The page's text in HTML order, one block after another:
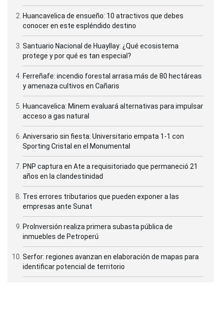
Huancavelica de ensueño: 10 atractivos que debes
conocer en este espléndido destino
Santuario Nacional de Huayllay: ¿Qué ecosistema
protege y por qué es tan especial?
Ferreñafe: incendio forestal arrasa más de 80 hectáreas
y amenaza cultivos en Cañaris
Huancavelica: Minem evaluará alternativas para impulsar
acceso a gas natural
Aniversario sin fiesta: Universitario empata 1-1 con
Sporting Cristal en el Monumental
PNP captura en Ate a requisitoriado que permaneció 21
años en la clandestinidad
Tres errores tributarios que pueden exponer a las
empresas ante Sunat
ProInversión realiza primera subasta pública de
inmuebles de Petroperú
Serfor: regiones avanzan en elaboración de mapas para
identificar potencial de territorio